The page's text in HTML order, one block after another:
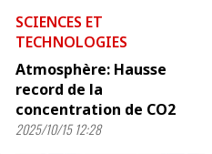
SCIENCES ET
TECHNOLOGIES
Atmosphère: Hausse
record de la
concentration de CO2
2025/10/15 12:28